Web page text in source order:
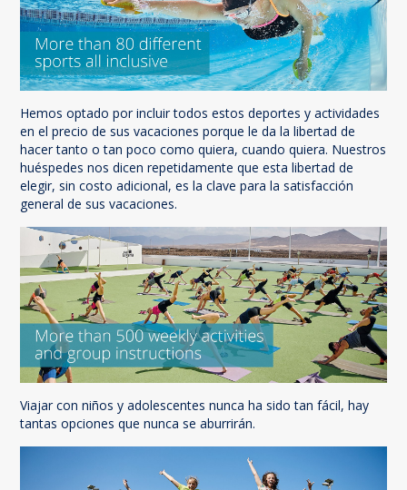
Hemos optado por incluir todos estos deportes y actividades
en el precio de sus vacaciones porque le da la libertad de
hacer tanto o tan poco como quiera, cuando quiera. Nuestros
huéspedes nos dicen repetidamente que esta libertad de
elegir, sin costo adicional, es la clave para la satisfacción
general de sus vacaciones.
Viajar con niños y adolescentes nunca ha sido tan fácil, hay
tantas opciones que nunca se aburrirán.